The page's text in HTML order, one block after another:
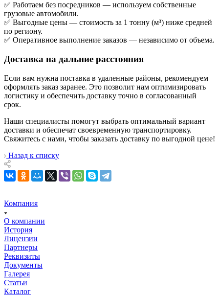
✅ Работаем без посредников — используем собственные
грузовые автомобили.
✅ Выгодные цены — стоимость за 1 тонну (м³) ниже средней
по региону.
✅ Оперативное выполнение заказов — независимо от объема.
Доставка на дальние расстояния
Если вам нужна поставка в удаленные районы, рекомендуем
оформлять заказ заранее. Это позволит нам оптимизировать
логистику и обеспечить доставку точно в согласованный
срок.
Наши специалисты помогут выбрать оптимальный вариант
доставки и обеспечат своевременную транспортировку.
Свяжитесь с нами, чтобы заказать доставку по выгодной цене!
Назад к списку
Компания
О компании
История
Лицензии
Партнеры
Реквизиты
Документы
Галерея
Статьи
Каталог